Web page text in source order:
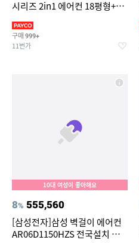
시리즈 2in1 에어컨 18평형+6
FQ18GC1EA2
구매 999+
11번가
10대 여성이 좋아해요
8% 555,560
[삼성전자]삼성 벽걸이 에어컨
AR06D1150HZS 전국설치 실